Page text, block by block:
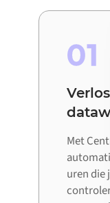
01
Met
uren die